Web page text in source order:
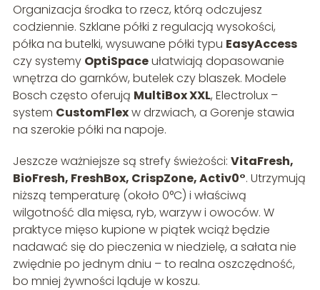
Organizacja środka to rzecz, którą odczujesz
codziennie. Szklane półki z regulacją wysokości,
półka na butelki, wysuwane półki typu EasyAccess
czy systemy OptiSpaceułatwiają dopasowanie
wnętrza do garnków, butelek czy blaszek. Modele
Bosch często oferują MultiBox XXL, Electrolux –
system CustomFlexw drzwiach, a Gorenje stawia
na szerokie półki na napoje.
Jeszcze ważniejsze są strefy świeżości: VitaFresh,
BioFresh, FreshBox, CrispZone, Activ0°. Utrzymują
niższą temperaturę (około 0°C) i właściwą
wilgotność dla mięsa, ryb, warzyw i owoców. W
praktyce mięso kupione w piątek wciąż będzie
nadawać się do pieczenia w niedzielę, a sałata nie
zwiędnie po jednym dniu – to realna oszczędność,
bo mniej żywności ląduje w koszu.